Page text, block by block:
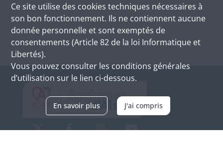
Ce site utilise des cookies techniques nécessaires à
son bon fonctionnement. Ils ne contiennent aucune
donnée personnelle et sont exemptés de
consentements (Article 82 de la loi Informatique et
Libertés).
Vous pouvez consulter les conditions générales
d’utilisation sur le lien ci-dessous.
En savoir plus J'ai compris